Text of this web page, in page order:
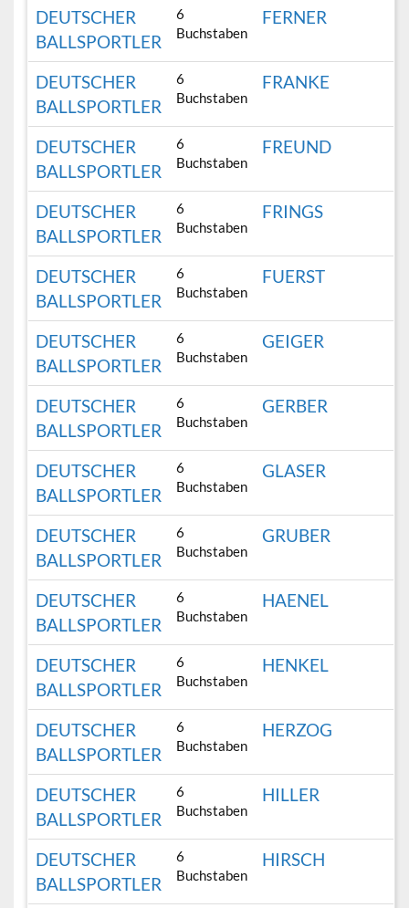
DEUTSCHER
BALLSPORTLER
6
Buchstaben
FERNER
DEUTSCHER
BALLSPORTLER
6
Buchstaben
FRANKE
DEUTSCHER
BALLSPORTLER
6
Buchstaben
FREUND
DEUTSCHER
BALLSPORTLER
6
Buchstaben
FRINGS
DEUTSCHER
BALLSPORTLER
6
Buchstaben
FUERST
DEUTSCHER
BALLSPORTLER
6
Buchstaben
GEIGER
DEUTSCHER
BALLSPORTLER
6
Buchstaben
GERBER
DEUTSCHER
BALLSPORTLER
6
Buchstaben
GLASER
DEUTSCHER
BALLSPORTLER
6
Buchstaben
GRUBER
DEUTSCHER
BALLSPORTLER
6
Buchstaben
HAENEL
DEUTSCHER
BALLSPORTLER
6
Buchstaben
HENKEL
DEUTSCHER
BALLSPORTLER
6
Buchstaben
HERZOG
DEUTSCHER
BALLSPORTLER
6
Buchstaben
HILLER
DEUTSCHER
BALLSPORTLER
6
Buchstaben
HIRSCH